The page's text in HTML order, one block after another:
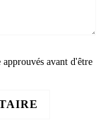
avant d'être